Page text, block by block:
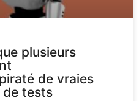
plusieurs
de vraies
tests